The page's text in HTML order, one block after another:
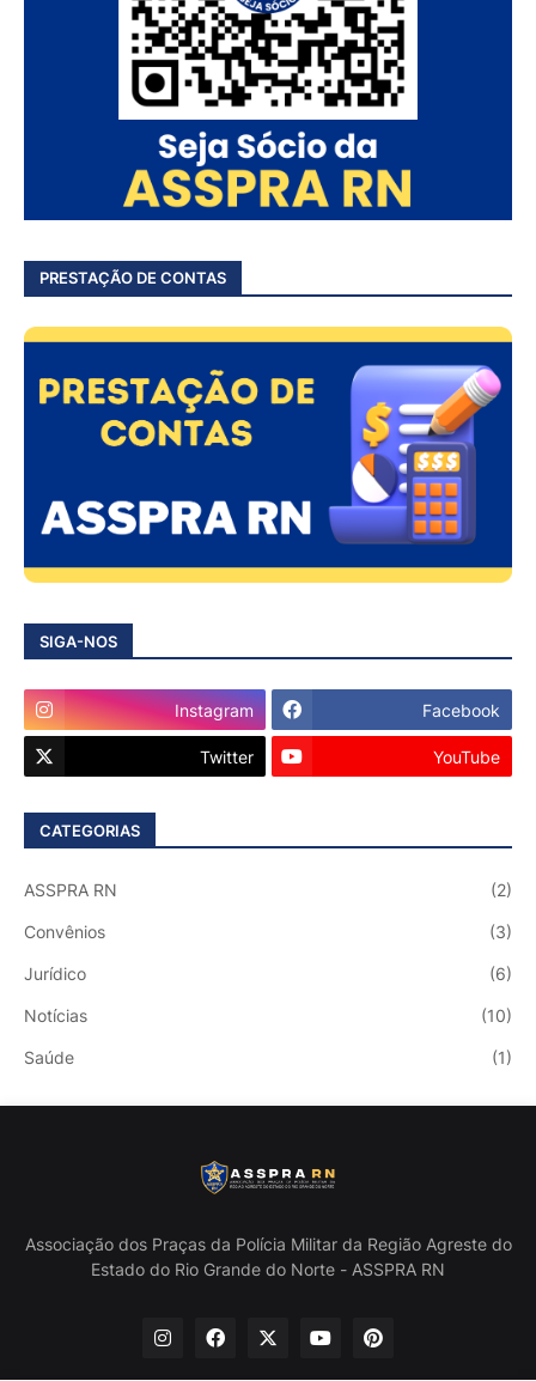
PRESTAÇÃO DE CONTAS
SIGA-NOS
Instagram Facebook
Twitter YouTube
CATEGORIAS
ASSPRA RN (2)
Convênios (3)
Jurídico (6)
Notícias (10)
Saúde (1)
Associação dos Praças da Polícia Militar da Região Agreste do
Estado do Rio Grande do Norte - ASSPRA RN